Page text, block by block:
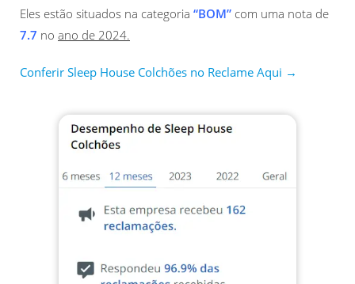
Eles estão situados na categoria “BOM” com uma nota de
7.7 no ano de 2024.
Conferir Sleep House Colchões no Reclame Aqui →